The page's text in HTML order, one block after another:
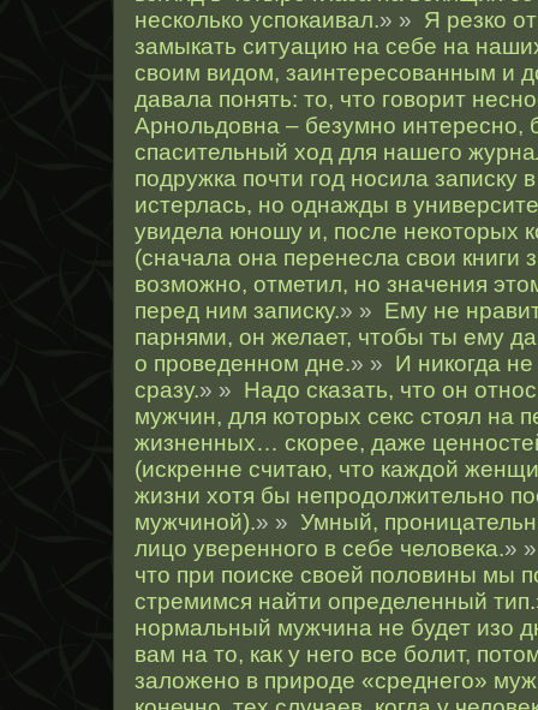
несколько успокаивал.» » Я резко
замыкать ситуацию на себе на
своим видом, заинтересованным и
давала понять: то, что говорит
Арнольдовна – безумно интересно,
спасительный ход для нашего
подружка почти год носила записку
истерлась, но однажды в
увидела юношу и, после некоторых
(сначала она перенесла свои книги
возможно, отметил, но значения
перед ним записку.» » Ему не
парнями, он желает, чтобы ты ему
о проведенном дне.» » И никогда
сразу.» » Надо сказать, что он
мужчин, для которых секс стоял на
жизненных… скорее, даже
(искренне считаю, что каждой
жизни хотя бы непродолжительно
мужчиной).» » Умный,
лицо уверенного в себе человека.»
что при поиске своей половины мы
стремимся найти определенный тип.
нормальный мужчина не будет изо
вам на то, как у него все болит,
заложено в природе «среднего»